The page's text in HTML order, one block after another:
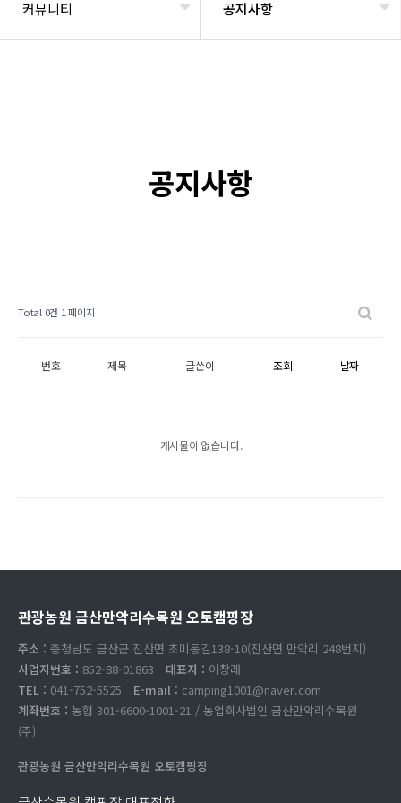
커뮤니티 공지사항
공지사항
Total 0건 1 페이지
번호 제목 글쓴이 조회 날짜
게시물이 없습니다.
관광농원 금산만악리수목원 오토캠핑장
주소 : 충청남도 금산군 진산면 초미동길138-10(진산면 만악리 248번지)
사업자번호 : 852-88-01863 대표자 : 이창래
TEL : 041-752-5525 E-mail : camping1001@naver.com
계좌번호 : 농협 301-6600-1001-21 / 농업회사법인 금산만악리수목원
(주)
관광농원 금산만악리수목원 오토캠핑장